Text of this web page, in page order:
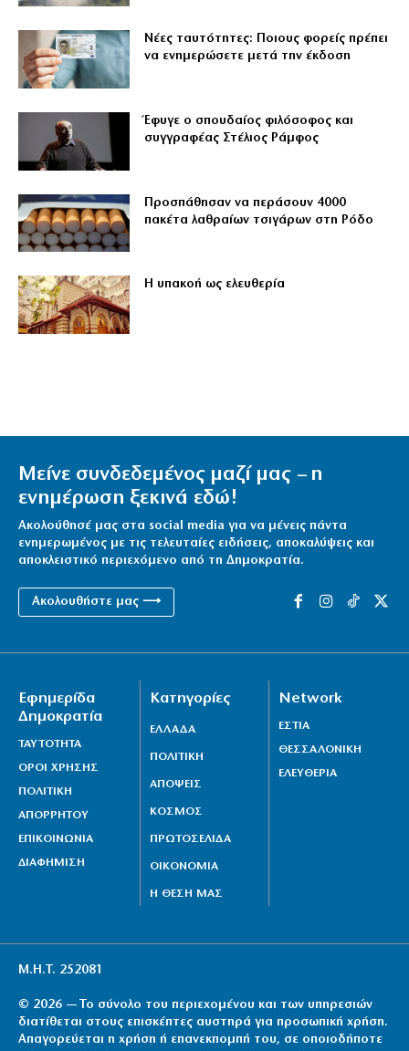
Νέες ταυτότητες: Ποιους φορείς πρέπει
να ενημερώσετε μετά την έκδοση
Έφυγε ο σπουδαίος φιλόσοφος και
συγγραφέας Στέλιος Ράμφος
Προσπάθησαν να περάσουν 4000
πακέτα λαθραίων τσιγάρων στη Ρόδο
Η υπακοή ως ελευθερία
Μείνε συνδεδεμένος μαζί μας – η
ενημέρωση ξεκινά εδώ!
Ακολούθησέ μας στα social media για να μένεις πάντα
ενημερωμένος με τις τελευταίες ειδήσεις, αποκαλύψεις και
αποκλειστικό περιεχόμενο από τη Δημοκρατία.
Ακολουθήστε μας ⟶
Εφημερίδα
Δημοκρατία
ΤΑΥΤΟΤΗΤΑ
ΟΡΟΙ ΧΡΗΣΗΣ
ΠΟΛΙΤΙΚΗ
ΑΠΟΡΡΗΤΟΥ
ΕΠΙΚΟΙΝΩΝΙΑ
ΔΙΑΦΗΜΙΣΗ
Κατηγορίες
ΕΛΛΑΔΑ
ΠΟΛΙΤΙΚΗ
ΑΠΟΨΕΙΣ
ΚΟΣΜΟΣ
ΠΡΩΤΟΣΕΛΙΔΑ
ΟΙΚΟΝΟΜΙΑ
Η ΘΕΣΗ ΜΑΣ
Network
ΕΣΤΙΑ
ΘΕΣΣΑΛΟΝΙΚΗ
ΕΛΕΥΘΕΡΙΑ
Μ.Η.Τ. 252081
© 2026 — Το σύνολο του περιεχομένου και των υπηρεσιών
διατίθεται στους επισκέπτες αυστηρά για προσωπική χρήση.
Απαγορεύεται η χρήση ή επανεκπομπή του, σε οποιοδήποτε